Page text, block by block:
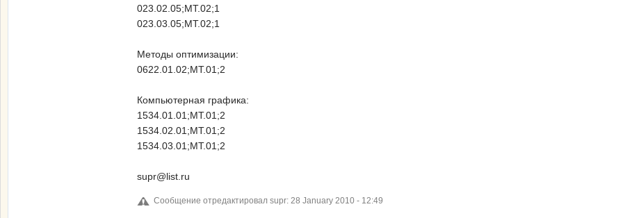
023.02.05;МТ.02;1
023.03.05;МТ.02;1
Методы оптимизации:
0622.01.02;МТ.01;2
Компьютерная графика:
1534.01.01;МТ.01;2
1534.02.01;МТ.01;2
1534.03.01;МТ.01;2
supr@list.ru
Сообщение отредактировал supr: 28 January 2010 - 12:49